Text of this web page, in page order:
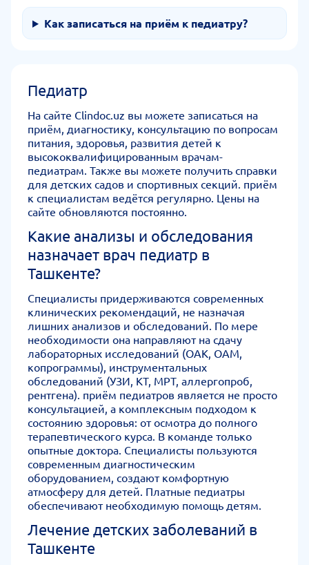
Как записаться на приём к педиатру?
Педиатр
На сайте Clindoc.uz вы можете записаться на
приём, диагностику, консультацию по вопросам
питания, здоровья, развития детей к
высококвалифицированным врачам-
педиатрам. Также вы можете получить справки
для детских садов и спортивных секций. приём
к специалистам ведётся регулярно. Цены на
сайте обновляются постоянно.
Какие анализы и обследования
назначает врач педиатр в
Ташкенте?
Специалисты придерживаются современных
клинических рекомендаций, не назначая
лишних анализов и обследований. По мере
необходимости она направляют на сдачу
лабораторных исследований (ОАК, ОАМ,
копрограммы), инструментальных
обследований (УЗИ, КТ, МРТ, аллергопроб,
рентгена). приём педиатров является не просто
консультацией, а комплексным подходом к
состоянию здоровья: от осмотра до полного
терапевтического курса. В команде только
опытные доктора. Специалисты пользуются
современным диагностическим
оборудованием, создают комфортную
атмосферу для детей. Платные педиатры
обеспечивают необходимую помощь детям.
Лечение детских заболеваний в
Ташкенте